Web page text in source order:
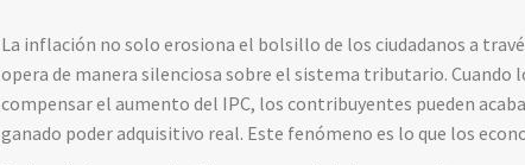
La inflación no solo erosiona el bolsillo de los ciudadanos a
opera de manera silenciosa sobre el sistema tributario. Cuando
compensar el aumento del IPC, los contribuyentes pueden
ganado poder adquisitivo real. Este fenómeno es lo que los